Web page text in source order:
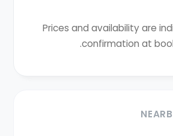
Prices and availability are
confirmation at